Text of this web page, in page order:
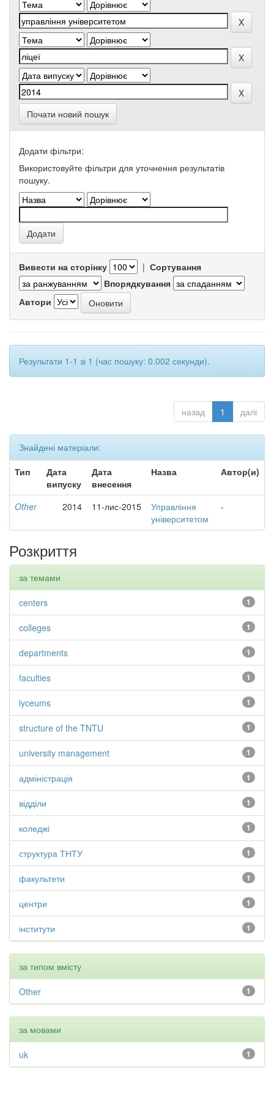
Почати новий пошук
Додати фільтри:
Використовуйте фільтри для уточнення результатів
пошуку.
Вивести на сторінку | Сортування
Впорядкування
Автори
Результати 1-1 зі 1 (час пошуку: 0.002 секунди).
назад 1 далі
Знайдені матеріали:
Тип
Дата
випуску
Дата
внесення
Назва Автор(и)
Other 2014 11-лис-2015
Управління
університетом
-
Розкриття
за темами
1
centers
1
colleges
1
departments
1
faculties
1
lyceums
1
structure of the TNTU
1
university management
1
адміністрація
1
відділи
1
коледжі
1
структура ТНТУ
1
факультети
1
центри
1
інститути
за типом вмісту
1
Other
за мовами
1
uk